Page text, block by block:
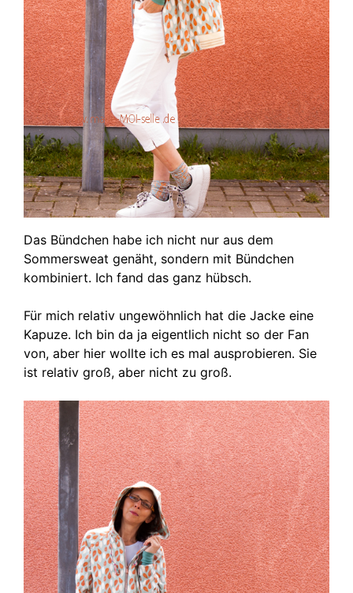
Das Bündchen habe ich nicht nur aus dem
Sommersweat genäht, sondern mit Bündchen
kombiniert. Ich fand das ganz hübsch.
Für mich relativ ungewöhnlich hat die Jacke eine
Kapuze. Ich bin da ja eigentlich nicht so der Fan
von, aber hier wollte ich es mal ausprobieren. Sie
ist relativ groß, aber nicht zu groß.